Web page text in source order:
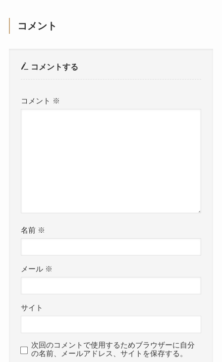
コメント
コメントする
コメント ※
名前 ※
メール ※
サイト
次回のコメントで使用するためブラウザーに自分
の名前、メールアドレス、サイトを保存する。